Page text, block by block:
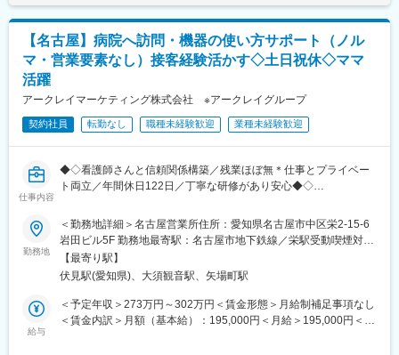
・設備機器・装置の保全業務
■生産品目
・レジストポリマー
・インフルエンザ用ワクチン製造用の粉末培地
■魅力：
り、快適な環境で業務が可能です。
・残業は多くて10h／月とWLBを大切にできます。
・社宅や世帯手当・家賃補助等の福利厚生充実。リーズナブルな
社食もあります。
■配属先情報：
・愛知工場（豊橋市）150名ほど
【名古屋】病院へ訪問・機器の使い方サポート（ノル
マ・営業要素なし）接客経験活かす◇土日祝休◇ママ
活躍
アークレイマーケティング株式会社 ※アークレイグループ
契約社員 転勤なし 職種未経験歓迎 業種未経験歓迎
仕事内容
◆◇看護師さんと信頼関係構築／残業ほぼ無＊仕事とプライベー
ト両立／年間休日122日／丁寧な研修があり安心◆◇
■職務内容：
取引ある病院の看護部などに定期訪問し、検査機器の使い方説明
やサポート、糖尿病に関する情報提供、社内の営業担当へ情報共
有をお任せします。
★使い方説明やサポートなどを行うことで、病院側の満足度を上
げて、当社をアピールすることにつながります！
勤務地
＜勤務地詳細＞名古屋営業所住所：愛知県名古屋市中区栄2-15-6
岩田ビル5F 勤務地最寄駅：名古屋市地下鉄線／栄駅受動喫煙対
策：屋内全面禁煙変更の範囲：無
【最寄り駅】
伏見駅(愛知県)、大須観音駅、矢場町駅
給与
＜予定年収＞273万円～302万円＜賃金形態＞月給制補足事項なし
＜賃金内訳＞月額（基本給）：195,000円＜月給＞195,000円＜昇